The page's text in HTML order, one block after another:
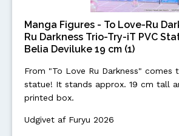
Manga Figures - To Love-Ru
Ru Darkness Trio-Try-iT PVC
Belia Deviluke 19 cm (1)
From "To Love Ru Darkness" comes
statue! It stands approx. 19 cm tall
printed box.
Udgivet af Furyu 2026